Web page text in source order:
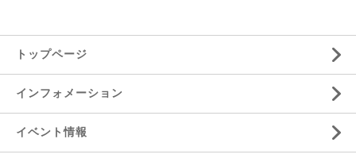
トップページ
インフォメーション
イベント情報